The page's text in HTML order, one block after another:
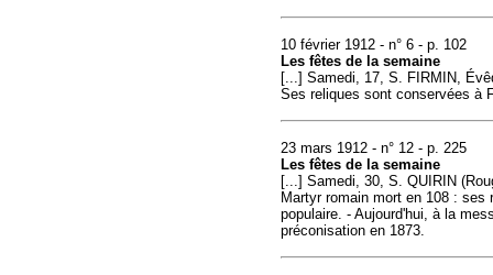
10 février 1912 - n° 6 - p. 102
Les fêtes de la semaine
[...] Samedi, 17, S. FIRMIN,
Ses reliques sont conservées à
23 mars 1912 - n° 12 - p. 225
Les fêtes de la semaine
[...] Samedi, 30, S. QUIRIN
Martyr romain mort en 108 :
populaire. - Aujourd'hui, à la
préconisation en 1873.